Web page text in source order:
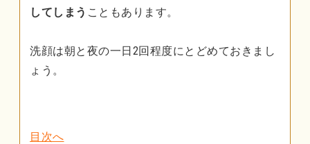
してしまう こともあります。
洗顔は朝と夜の一日2回程度にとどめておきまし
ょう。
目次へ